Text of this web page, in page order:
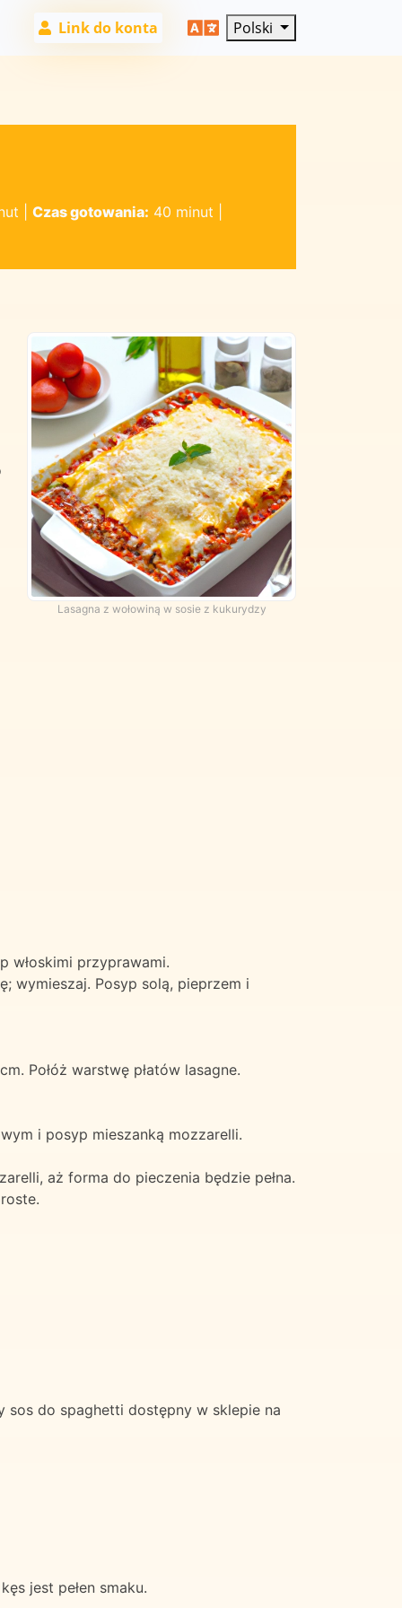
Link do konta Polski
Czas gotowania: 40 minut
Lasagna z wołowiną w sosie z kukurydzy
włoskimi przyprawami.
wymieszaj. Posyp solą, pieprzem i
Połóż warstwę płatów lasagne.
i posyp mieszanką mozzarelli.
aż forma do pieczenia będzie pełna.
do spaghetti dostępny w sklepie na
jest pełen smaku.